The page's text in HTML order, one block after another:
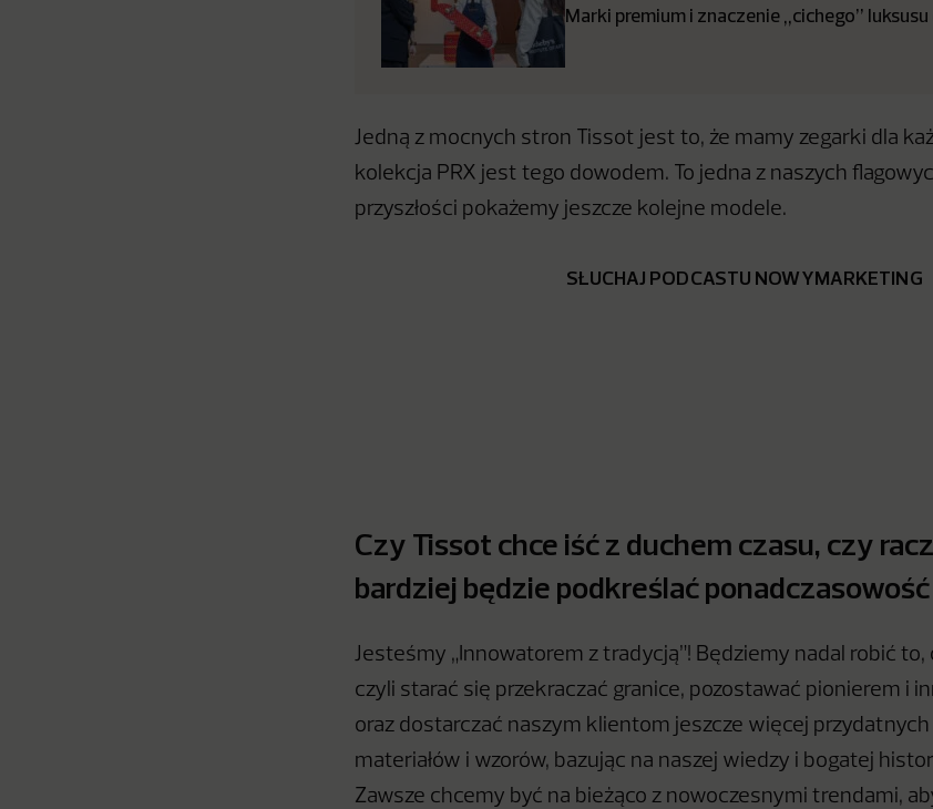
Marki premium i znaczenie „cichego’’
Jedną z mocnych stron Tissot jest to, że mamy zegarki dla
kolekcja PRX jest tego dowodem. To jedna z naszych
przyszłości pokażemy jeszcze kolejne modele.
SŁUCHAJ PODCASTU NOWYMARKETING
Czy Tissot chce iść z duchem czasu, czy
bardziej będzie podkreślać
Jesteśmy „Innowatorem z tradycją”! Będziemy nadal robić to,
czyli starać się przekraczać granice, pozostawać pionierem i
oraz dostarczać naszym klientom jeszcze więcej przydatnych
materiałów i wzorów, bazując na naszej wiedzy i bogatej
Zawsze chcemy być na bieżąco z nowoczesnymi trendami,